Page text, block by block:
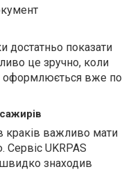
достатньо показати
це зручно, коли
оформлюється вже по
краків важливо мати
Сервіс UKRPAS
швидко знаходив